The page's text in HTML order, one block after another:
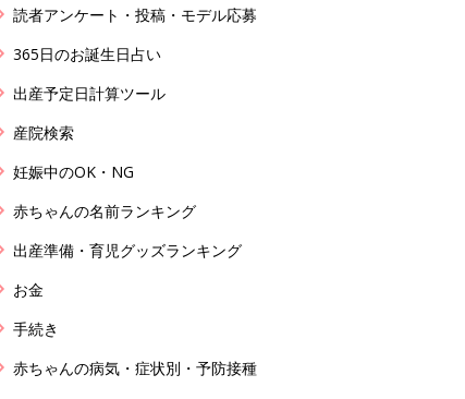
読者アンケート・投稿・モデル応募
365日のお誕生日占い
出産予定日計算ツール
産院検索
妊娠中のOK・NG
赤ちゃんの名前ランキング
出産準備・育児グッズランキング
お金
手続き
赤ちゃんの病気・症状別・予防接種